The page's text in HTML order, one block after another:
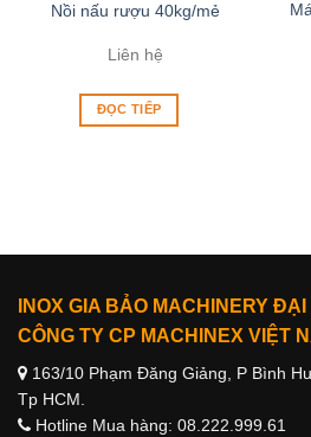
Nồi nấu rượu 40kg/mẻ
Liên hệ
ĐỌC TIẾP
INOX GIA BẢO MACHINERY
CÔNG TY CP MACHINEX VIỆT
163/10 Phạm Đăng Giảng, P Bình
Tp HCM.
Hotline Mua hàng: 08.222.999.61